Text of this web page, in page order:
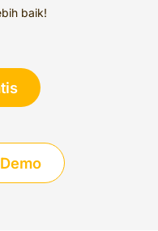
baik!